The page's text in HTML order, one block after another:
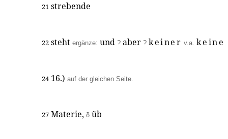
21 strebende
22 steht ergänze: und ? aber ? keiner v.a. keine
24 16.) auf der gleichen Seite.
27 Materie, δ üb